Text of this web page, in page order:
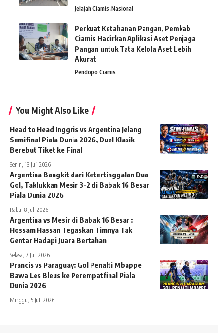
Jelajah Ciamis Nasional
Perkuat Ketahanan Pangan, Pemkab
Ciamis Hadirkan Aplikasi Aset Penjaga
Pangan untuk Tata Kelola Aset Lebih
Akurat
Pendopo Ciamis
You Might Also Like
Head to Head Inggris vs Argentina Jelang
Semifinal Piala Dunia 2026, Duel Klasik
Berebut Tiket ke Final
Senin, 13 Juli 2026
Argentina Bangkit dari Ketertinggalan Dua
Gol, Taklukkan Mesir 3-2 di Babak 16 Besar
Piala Dunia 2026
Rabu, 8 Juli 2026
Argentina vs Mesir di Babak 16 Besar :
Hossam Hassan Tegaskan Timnya Tak
Gentar Hadapi Juara Bertahan
Selasa, 7 Juli 2026
Prancis vs Paraguay: Gol Penalti Mbappe
Bawa Les Bleus ke Perempatfinal Piala
Dunia 2026
Minggu, 5 Juli 2026